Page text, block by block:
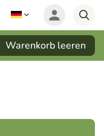
Warenkorb leeren